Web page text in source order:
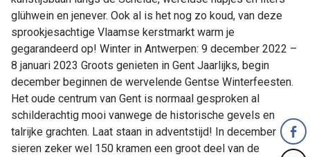
glühwein en jenever. Ook al is het nog zo koud, van deze
sprookjesachtige Vlaamse kerstmarkt warm je
gegarandeerd op! Winter in Antwerpen: 9 december 2022 –
8 januari 2023 Groots genieten in Gent Jaarlijks, begin
december beginnen de wervelende Gentse Winterfeesten.
Het oude centrum van Gent is normaal gesproken al
schilderachtig mooi vanwege de historische gevels en
talrijke grachten. Laat staan in adventstijd! In december
sieren zeker wel 150 kramen een groot deel van de